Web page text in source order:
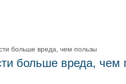
больше вреда, чем пользы
больше вреда, чем